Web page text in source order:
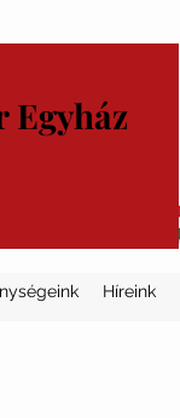
Híreink